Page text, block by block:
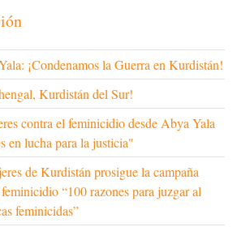
¡Condenamos la Guerra en Kurdistán!
Kurdistán del Sur!
contra el feminicidio desde Abya Yala
en lucha para la justicia"
de Kurdistán prosigue la campaña
“100 razones para juzgar al
feminicidas”